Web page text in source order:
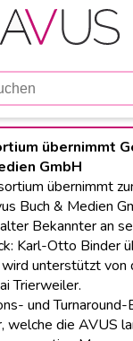
übernimmt
GmbH
übernimmt
Buch & Medien
Bekannter an
Karl-Otto Binder
unterstützt von
Trierweiler.
und
welche die AVUS